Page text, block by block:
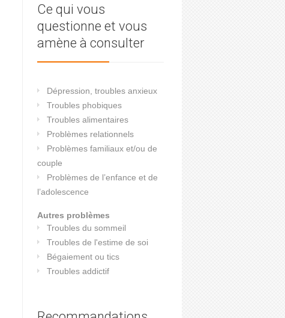
Ce qui vous
questionne et vous
amène à consulter
Dépression, troubles anxieux
Troubles phobiques
Troubles alimentaires
Problèmes relationnels
Problèmes familiaux et/ou de
couple
Problèmes de l’enfance et de
l’adolescence
Autres problèmes
Troubles du sommeil
Troubles de l'estime de soi
Bégaiement ou tics
Troubles addictif